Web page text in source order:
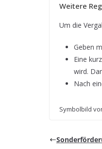
Wei­tere
Um die
Geben
Eine
wird.
Nach
Sym­bol­bild